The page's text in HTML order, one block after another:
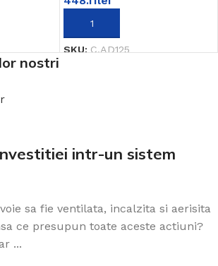
ADAUGĂ ÎN COȘ
SKU:C.AD125
nostri
intr-un sistem
sa fie ventilata, incalzita si aerisita
ce presupun toate aceste actiuni?
...